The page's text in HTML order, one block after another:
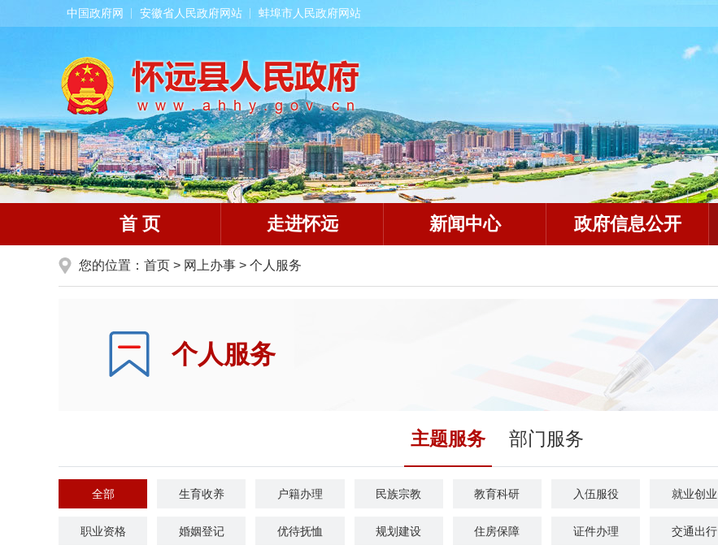
中国政府网 安徽省人民政府网站 蚌埠市人民政府网站
首 页 走进怀远 新闻中心 政府信息公开
您的位置： 首页 > 网上办事 > 个人服务
个人服务
主题服务 部门服务
全部 生育收养 户籍办理 民族宗教 教育科研 入伍服役 就业创业
职业资格 婚姻登记 优待抚恤 规划建设 住房保障 证件办理 交通出行